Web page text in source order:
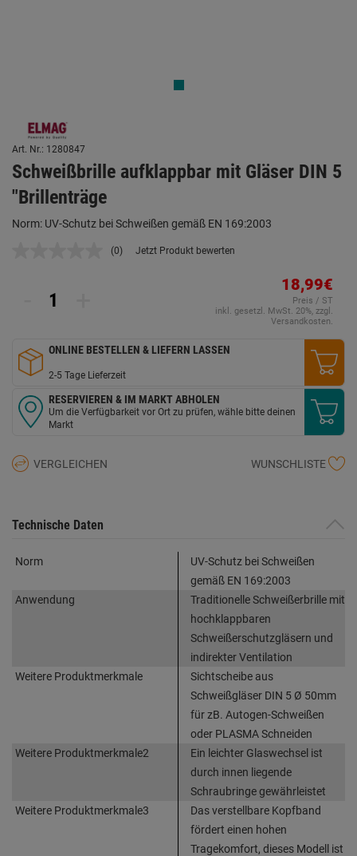
Art. Nr.: 1280847
Schweißbrille aufklappbar mit Gläser DIN 5
"Brillenträge
Norm: UV-Schutz bei Schweißen gemäß EN 169:2003
Kein
(0) Jetzt Produkt bewerten
18,99€
Preis / ST
inkl. gesetzl. MwSt. 20%, zzgl.
Versandkosten.
ONLINE BESTELLEN & LIEFERN LASSEN
2-5 Tage Lieferzeit
RESERVIEREN & IM MARKT ABHOLEN
Um die Verfügbarkeit vor Ort zu prüfen, wähle bitte deinen
Markt
VERGLEICHEN WUNSCHLISTE
Technische Daten
Norm
UV-Schutz bei Schweißen
gemäß EN 169:2003
Anwendung
Traditionelle Schweißerbrille mit
hochklappbaren
Schweißerschutzgläsern und
indirekter Ventilation
Weitere Produktmerkmale
Sichtscheibe aus
Schweißgläser DIN 5 Ø 50mm
für zB. Autogen-Schweißen
oder PLASMA Schneiden
Weitere Produktmerkmale2
Ein leichter Glaswechsel ist
durch innen liegende
Schraubringe gewährleistet
Weitere Produktmerkmale3
Das verstellbare Kopfband
fördert einen hohen
Tragekomfort, dieses Modell ist